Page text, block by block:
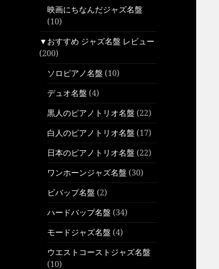
映画にちなんだジャズ名盤
(10)
▼おすすめ ジャズ名盤 レビュー
(200)
ソロピアノ名盤 (10)
デュオ名盤 (4)
黒人のピアノトリオ名盤 (22)
白人のピアノトリオ名盤 (17)
日本のピアノトリオ名盤 (22)
ワンホーンジャズ名盤 (30)
ビバップ名盤 (2)
ハードバップ名盤 (34)
モードジャズ名盤 (4)
ウエストコーストジャズ名盤
(10)